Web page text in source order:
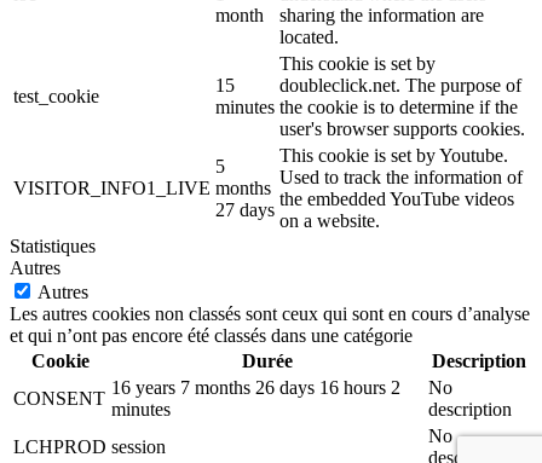
month
sharing the information are
located.
test_cookie
15
minutes
This cookie is set by
doubleclick.net. The purpose of
the cookie is to determine if the
user's browser supports cookies.
VISITOR_INFO1_LIVE
5
months
27 days
This cookie is set by Youtube.
Used to track the information of
the embedded YouTube videos
on a website.
Statistiques
Autres
Autres
Les autres cookies non classés sont ceux qui sont en cours d’analyse
et qui n’ont pas encore été classés dans une catégorie
Cookie
Durée
Description
CONSENT
16 years 7 months 26 days 16 hours 2
minutes
No
description
LCHPROD session
No
description